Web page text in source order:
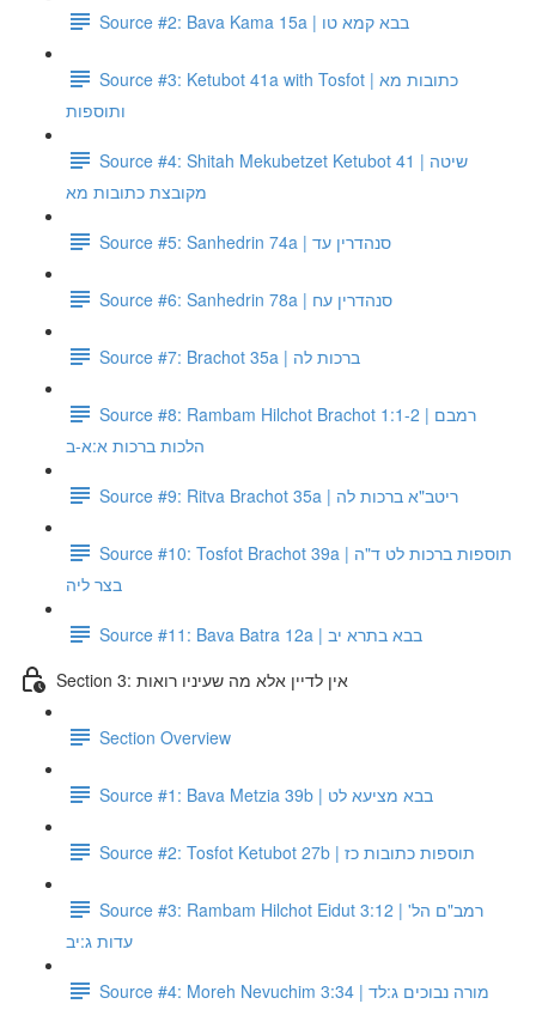
Source #2: Bava Kama 15a | בבא קמא טו
Source #3: Ketubot 41a with Tosfot | כתובות מא
ותוספות
Source #4: Shitah Mekubetzet Ketubot 41 | שיטה
מקובצת כתובות מא
Source #5: Sanhedrin 74a | סנהדרין עד
Source #6: Sanhedrin 78a | סנהדרין עח
Source #7: Brachot 35a | ברכות לה
Source #8: Rambam Hilchot Brachot 1:1-2 | רמבם
הלכות ברכות א:א-ב
Source #9: Ritva Brachot 35a | ריטב"א ברכות לה
Source #10: Tosfot Brachot 39a | תוספות ברכות לט ד"ה
בצר ליה
Source #11: Bava Batra 12a | בבא בתרא יב
Section 3: אין לדיין אלא מה שעיניו רואות
Section Overview
Source #1: Bava Metzia 39b | בבא מציעא לט
Source #2: Tosfot Ketubot 27b | תוספות כתובות כז
Source #3: Rambam Hilchot Eidut 3:12 | רמב"ם הל'
עדות ג:יב
Source #4: Moreh Nevuchim 3:34 | מורה נבוכים ג:לד